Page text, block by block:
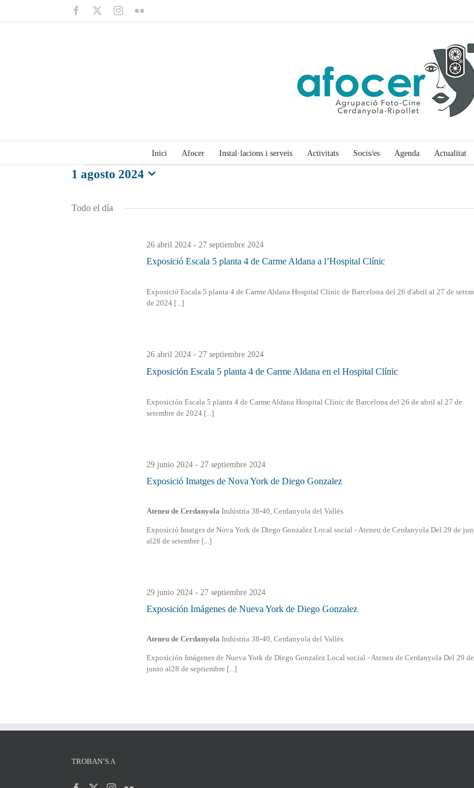
Facebook Instagram
Flickr
Inici Afocer Instal·lacions i serveis Activitats Socis/es Agenda Actualitat
Eventos
en
1 agosto 2024
fecha.
Todo el día
Exposició Escala 5 planta 4 de Carme Aldana a l’Hospital Clínic
26 abril 2024- 27 septiembre 2024
Exposició Escala 5 planta 4 de Carme Aldana Hospital Clínic de Barcelona del 26 d'abril al 27 de
de 2024 [...]
Exposición Escala 5 planta 4 de Carme Aldana en el Hospital Clínic
26 abril 2024- 27 septiembre 2024
Exposición Escala 5 planta 4 de Carme Aldana Hospital Clínic de Barcelona del 26 de abril al 27 de
setembre de 2024 [...]
Exposició Imatges de Nova York de Diego Gonzalez
29 junio 2024- 27 septiembre 2024
Ateneu de Cerdanyola Indústria 38-40, Cerdanyola del Vallès
Exposició Imatges de Nova York de Diego Gonzalez Local social - Ateneu de Cerdanyola Del 29 de
al28 de setembre [...]
Exposición Imágenes de Nueva York de Diego Gonzalez
29 junio 2024- 27 septiembre 2024
Ateneu de Cerdanyola Indústria 38-40, Cerdanyola del Vallès
Exposición Imágenes de Nueva York de Diego Gonzalez Local social - Ateneu de Cerdanyola Del 29 de
junio al28 de septiembre [...]
TROBAN’S A